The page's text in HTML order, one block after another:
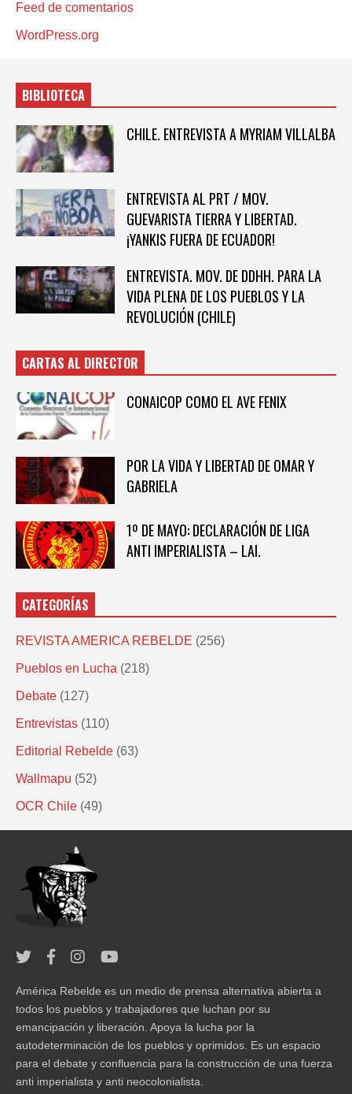
Feed de comentarios
WordPress.org
BIBLIOTECA
CHILE. ENTREVISTA A MYRIAM VILLALBA
ENTREVISTA AL PRT / MOV.
GUEVARISTA TIERRA Y LIBERTAD.
¡YANKIS FUERA DE ECUADOR!
ENTREVISTA. MOV. DE DDHH. PARA LA
VIDA PLENA DE LOS PUEBLOS Y LA
REVOLUCIÓN (CHILE)
CARTAS AL DIRECTOR
CONAICOP COMO EL AVE FENIX
POR LA VIDA Y LIBERTAD DE OMAR Y
GABRIELA
1º DE MAYO: DECLARACIÓN DE LIGA
ANTI IMPERIALISTA – LAI.
CATEGORÍAS
REVISTA AMERICA REBELDE (256)
Pueblos en Lucha (218)
Debate (127)
Entrevistas (110)
Editorial Rebelde (63)
Wallmapu (52)
OCR Chile (49)
América Rebelde es un medio de prensa alternativa abierta a
todos los pueblos y trabajadores que luchan por su
emancipación y liberación. Apoya la lucha por la
autodeterminación de los pueblos y oprimidos. Es un espacio
para el debate y confluencia para la construcción de una fuerza
anti imperialista y anti neocolonialista.